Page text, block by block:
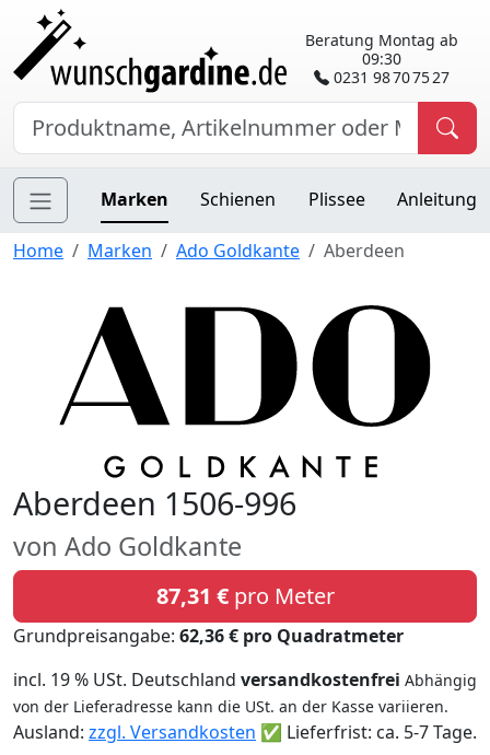
Beratung Montag ab
09:30
0231 98 70 75 27
Marken Schienen Plissee Anleitung
Home Marken Ado Goldkante Aberdeen
Aberdeen 1506-996
von Ado Goldkante
87,31 €pro Meter
Grundpreisangabe: 62,36 € pro Quadratmeter
incl. 19 % USt. Deutschland versandkostenfrei Abhängig
von der Lieferadresse kann die USt. an der Kasse variieren.
Ausland: zzgl. Versandkosten ✅ Lieferfrist: ca. 5-7 Tage.